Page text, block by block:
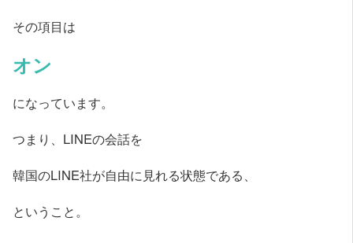
その項目は
オン
になっています。
つまり、LINEの会話を
韓国のLINE社が自由に見れる状態である、
ということ。